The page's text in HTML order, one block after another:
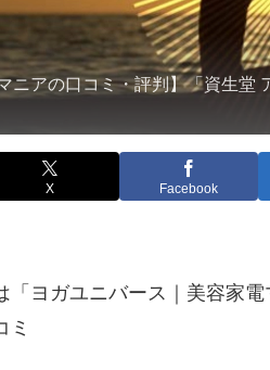
ニアの口コミ・評判】「資生堂
X Facebook
ヨガユニバース｜美容家電
ミ